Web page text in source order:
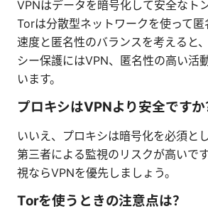
VPNはデータを暗号化して安全なト
Torは分散型ネットワークを使って匿
速度と匿名性のバランスを考えると
シー保護にはVPN、匿名性の高い活
います。
プロキシはVPNより安全ですか
いいえ、プロキシは暗号化を必須と
第三者による監視のリスクが高いで
視ならVPNを優先しましょう。
Torを使うときの注意点は？